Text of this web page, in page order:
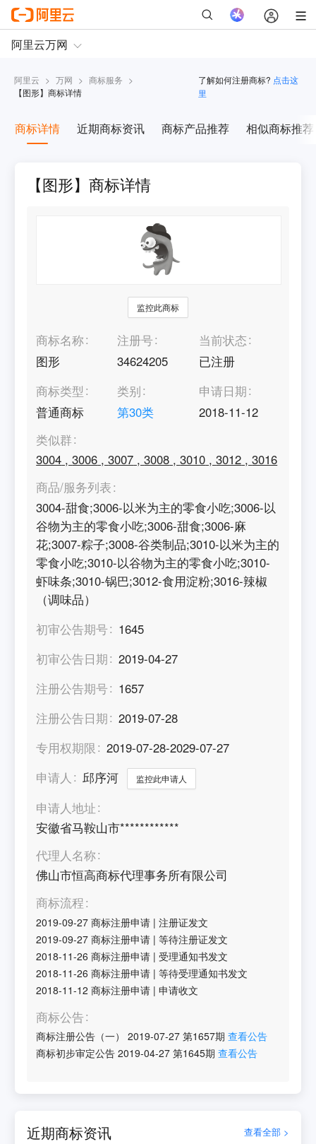
阿里云 > 万网 > 商标服务 >
【图形】商标详情
了解如何注册商标? 点击这
里
商标详情 近期商标资讯 商标产品推荐 相似商标推荐
【图形】商标详情
监控此商标
商标名称
图形
注册号
34624205
当前状态
已注册
商标类型
普通商标
类别
第30类
申请日期
2018-11-12
类似群
3004 ,3006 ,3007 ,3008 ,3010 ,3012 ,3016
商品/服务列表
3004-甜食;3006-以米为主的零食小吃;3006-以
谷物为主的零食小吃;3006-甜食;3006-麻
花;3007-粽子;3008-谷类制品;3010-以米为主的
零食小吃;3010-以谷物为主的零食小吃;3010-
虾味条;3010-锅巴;3012-食用淀粉;3016-辣椒
（调味品）
初审公告期号
1645
初审公告日期
2019-04-27
注册公告期号
1657
注册公告日期
2019-07-28
专用权期限
2019-07-28-2029-07-27
申请人
邱序河 监控此申请人
申请人地址
安徽省马鞍山市************
代理人名称
佛山市恒高商标代理事务所有限公司
商标流程
2019-09-27 商标注册申请 |注册证发文
2019-09-27 商标注册申请 |等待注册证发文
2018-11-26 商标注册申请 |受理通知书发文
2018-11-26 商标注册申请 |等待受理通知书发文
2018-11-12 商标注册申请 |申请收文
商标公告
商标注册公告（一） 2019-07-27 第1657期 查看公告
商标初步审定公告 2019-04-27 第1645期 查看公告
近期商标资讯 查看全部 >